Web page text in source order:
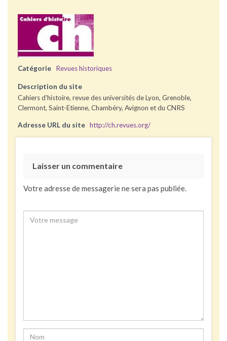
Catégorie Revues historiques
Description du site
Cahiers d'histoire, revue des universités de Lyon, Grenoble,
Clermont, Saint-Etienne, Chambéry, Avignon et du CNRS
Adresse URL du site http://ch.revues.org/
Laisser un commentaire
Votre adresse de messagerie ne sera pas publiée.